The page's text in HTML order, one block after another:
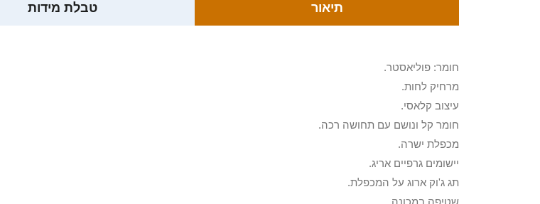
תיאור טבלת מידות
חומר: פוליאסטר.
מרחיק לחות.
עיצוב קלאסי.
חומר קל ונושם עם תחושה רכה.
מכפלת ישרה.
יישומים גרפיים אריג.
תג ג'וק ארוג על המכפלת.